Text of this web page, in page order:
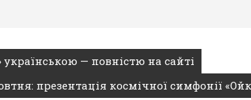
— повністю на сайті
презентація космічної симфонії